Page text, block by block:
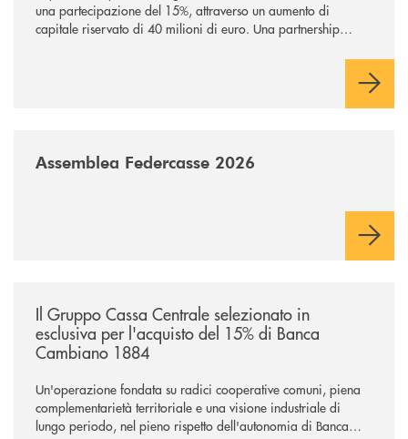
una partecipazione del 15%, attraverso un aumento di
capitale riservato di 40 milioni di euro. Una partnership
comuni e sulla prossimità ai territori, per ampliare l’offerta e
Assemblea Federcasse 2026
Il Gruppo Cassa Centrale selezionato in
esclusiva per l'acquisto del 15% di Banca
Cambiano 1884
Un'operazione fondata su radici cooperative comuni, piena
complementarietà territoriale e una visione industriale di
lungo periodo, nel pieno rispetto dell'autonomia di Banca